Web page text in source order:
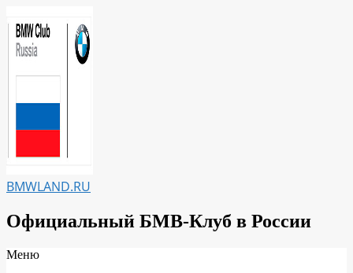
к
содержимому
BMWLAND.RU
Официальный БМВ-Клуб в России
Вторичное
Меню